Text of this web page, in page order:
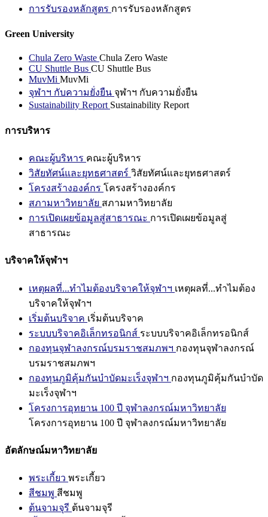
การรับรองหลักสูตร การรับรองหลักสูตร
Green University
Chula Zero Waste Chula Zero Waste
CU Shuttle Bus CU Shuttle Bus
MuvMi MuvMi
จุฬาฯ กับความยั่งยืน จุฬาฯ กับความยั่งยืน
Sustainability Report Sustainability Report
การบริหาร
คณะผู้บริหาร คณะผู้บริหาร
วิสัยทัศน์และยุทธศาสตร์ วิสัยทัศน์และยุทธศาสตร์
โครงสร้างองค์กร โครงสร้างองค์กร
สภามหาวิทยาลัย สภามหาวิทยาลัย
การเปิดเผยข้อมูลสู่สาธารณะ การเปิดเผยข้อมูลสู่
สาธารณะ
บริจาคให้จุฬาฯ
เหตุผลที่...ทำไมต้องบริจาคให้จุฬาฯ เหตุผลที่...ทำไมต้อง
บริจาคให้จุฬาฯ
เริ่มต้นบริจาค เริ่มต้นบริจาค
ระบบบริจาคอิเล็กทรอนิกส์ ระบบบริจาคอิเล็กทรอนิกส์
กองทุนจุฬาลงกรณ์บรมราชสมภพฯ กองทุนจุฬาลงกรณ์
บรมราชสมภพฯ
กองทุนภูมิคุ้มกันบำบัดมะเร็งจุฬาฯ กองทุนภูมิคุ้มกันบำบัด
มะเร็งจุฬาฯ
โครงการอุทยาน 100 ปี จุฬาลงกรณ์มหาวิทยาลัย
โครงการอุทยาน 100 ปี จุฬาลงกรณ์มหาวิทยาลัย
อัตลักษณ์มหาวิทยาลัย
พระเกี้ยว พระเกี้ยว
สีชมพู สีชมพู
ต้นจามจุรี ต้นจามจุรี